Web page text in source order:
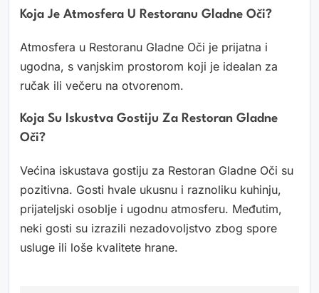
Koja Je Atmosfera U Restoranu Gladne Oči?
Atmosfera u Restoranu Gladne Oči je prijatna i
ugodna, s vanjskim prostorom koji je idealan za
ručak ili večeru na otvorenom.
Koja Su Iskustva Gostiju Za Restoran Gladne
Oči?
Većina iskustava gostiju za Restoran Gladne Oči su
pozitivna. Gosti hvale ukusnu i raznoliku kuhinju,
prijateljski osoblje i ugodnu atmosferu. Međutim,
neki gosti su izrazili nezadovoljstvo zbog spore
usluge ili loše kvalitete hrane.